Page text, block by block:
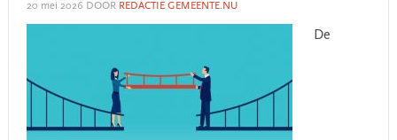
20 mei 2026 DOOR REDACTIE GEMEENTE.NU
De